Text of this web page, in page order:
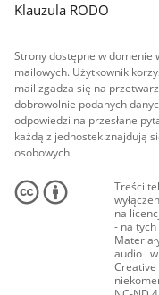
Klauzula RODO
Strony dostępne w domenie
mailowych. Użytkownik
mail zgadza się na
dobrowolnie podanych
odpowiedzi na przesłane
każdą z jednostek znajdują
osobowych.
Treści
na
- na tych
audio i